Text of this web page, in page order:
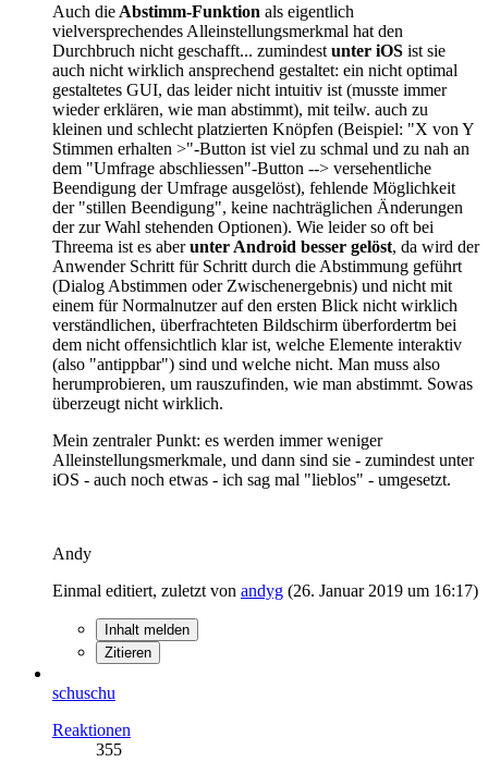
Auch die Abstimm-Funktion als eigentlich
vielversprechendes Alleinstellungsmerkmal hat den
Durchbruch nicht geschafft... zumindest unter iOS ist sie
auch nicht wirklich ansprechend gestaltet: ein nicht optimal
gestaltetes GUI, das leider nicht intuitiv ist (musste immer
wieder erklären, wie man abstimmt), mit teilw. auch zu
kleinen und schlecht platzierten Knöpfen (Beispiel: "X von Y
Stimmen erhalten >"-Button ist viel zu schmal und zu nah an
dem "Umfrage abschliessen"-Button --> versehentliche
Beendigung der Umfrage ausgelöst), fehlende Möglichkeit
der "stillen Beendigung", keine nachträglichen Änderungen
der zur Wahl stehenden Optionen). Wie leider so oft bei
Threema ist es aberunter Android besser gelöst, da wird der
Anwender Schritt für Schritt durch die Abstimmung geführt
(Dialog Abstimmen oder Zwischenergebnis) und nicht mit
einem für Normalnutzer auf den ersten Blick nicht wirklich
verständlichen, überfrachteten Bildschirm überfordertm bei
dem nicht offensichtlich klar ist, welche Elemente interaktiv
(also "antippbar") sind und welche nicht. Man muss also
herumprobieren, um rauszufinden, wie man abstimmt. Sowas
überzeugt nicht wirklich.
Mein zentraler Punkt: es werden immer weniger
Alleinstellungsmerkmale, und dann sind sie - zumindest unter
iOS - auch noch etwas - ich sag mal "lieblos" - umgesetzt.
Andy
Einmal editiert, zuletzt von andyg (26. Januar 2019 um 16:17)
Inhalt melden
Zitieren
schuschu
Reaktionen
355